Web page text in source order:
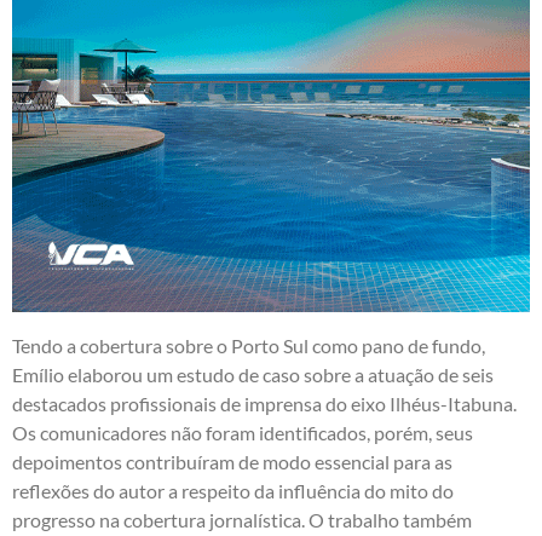
Tendo a cobertura sobre o Porto Sul como pano de fundo,
Emílio elaborou um estudo de caso sobre a atuação de seis
destacados profissionais de imprensa do eixo Ilhéus-Itabuna.
Os comunicadores não foram identificados, porém, seus
depoimentos contribuíram de modo essencial para as
reflexões do autor a respeito da influência do mito do
progresso na cobertura jornalística. O trabalho também